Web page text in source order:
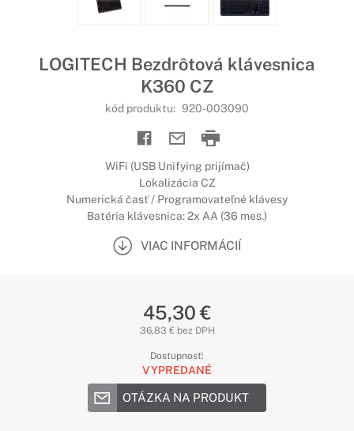
LOGITECH Bezdrôtová klávesnica
K360 CZ
kód produktu: 920-003090
WiFi (USB Unifying prijímač)
Lokalizácia CZ
Numerická časť / Programovateľné klávesy
Batéria klávesnica: 2x AA (36 mes.)
VIAC INFORMÁCIÍ
45,30 €
36,83 € bez DPH
Dostupnosť:
VYPREDANÉ
OTÁZKA NA PRODUKT